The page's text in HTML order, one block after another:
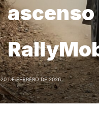
ascenso
20 DE FEBRERO DE 2026